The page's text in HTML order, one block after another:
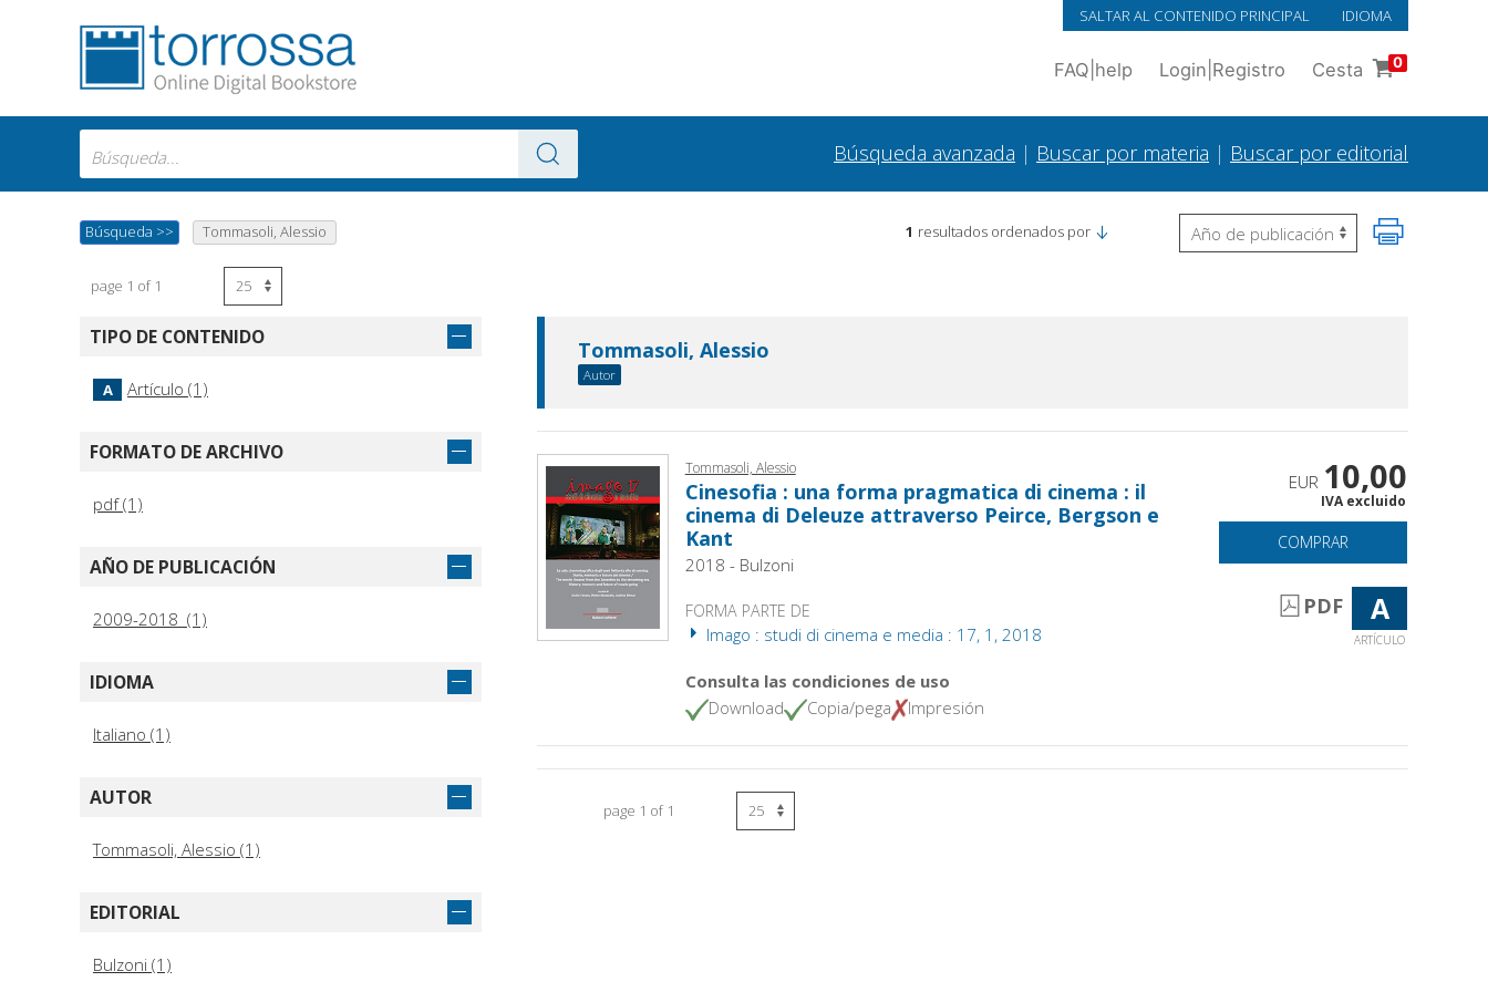
SALTAR AL CONTENIDO PRINCIPAL IDIOMA
FAQ help Login Registro Cesta 0
Búsqueda avanzada | Buscar por materia | Buscar por editorial
Búsqueda >> Tommasoli, Alessio 1 resultados ordenados por
page 1 of 1
TIPO DE CONTENIDO
A Artículo (1)
FORMATO DE ARCHIVO
pdf (1)
AÑO DE PUBLICACIÓN
2009-2018 (1)
IDIOMA
Italiano (1)
AUTOR
Tommasoli, Alessio (1)
EDITORIAL
Bulzoni (1)
Tommasoli, Alessio
Autor
Tommasoli, Alessio
Cinesofia : una forma pragmatica di cinema : il
cinema di Deleuze attraverso Peirce, Bergson e
Kant
2018 - Bulzoni
FORMA PARTE DE
Imago : studi di cinema e media : 17, 1, 2018
Consulta las condiciones de uso
Download
Copia/pega Impresión
EUR 10,00
IVA excluido
COMPRAR
PDF A
ARTÍCULO
page 1 of 1